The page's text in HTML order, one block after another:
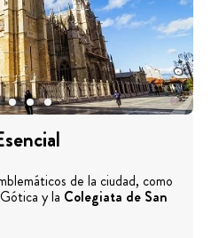
de la ciudad, como
Gótica y la Colegiata de San